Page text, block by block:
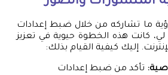
ما تشاركه من خلال ضبط إعدادات
كانت هذه الخطوة حيوية في تعزيز
إليك كيفية القيام بذلك:
تأكد من ضبط إعدادات